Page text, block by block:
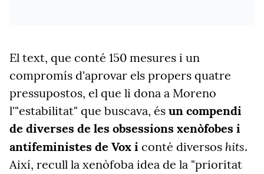
El text, que conté 150 mesures i un
compromís d'aprovar els propers quatre
pressupostos, el que li dona a Moreno
l'"estabilitat" que buscava, és un compendi
de diverses de les obsessions xenòfobes i
antifeministes de Vox i conté diversos hits.
Així, recull la xenòfoba idea de la "prioritat